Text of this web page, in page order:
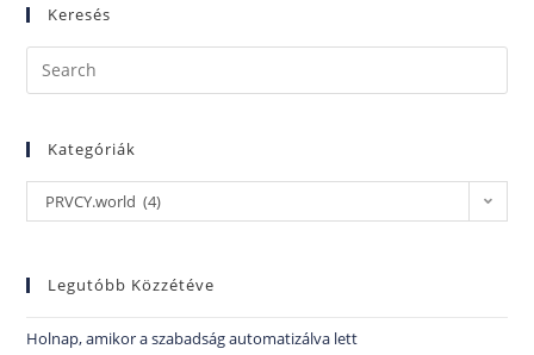
Keresés
Kategóriák
PRVCY.world (4)
Legutóbb Közzétéve
Holnap, amikor a szabadság automatizálva lett